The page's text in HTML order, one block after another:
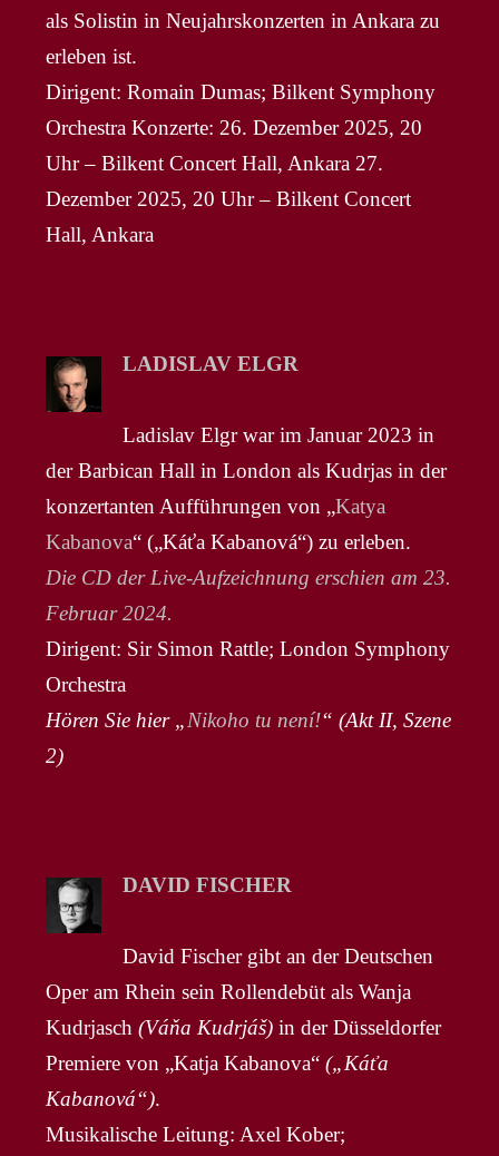
als Solistin in Neujahrskonzerten in Ankara zu
erleben ist.
Dirigent: Romain Dumas; Bilkent Symphony
Orchestra Konzerte: 26. Dezember 2025, 20
Uhr – Bilkent Concert Hall, Ankara 27.
Dezember 2025, 20 Uhr – Bilkent Concert
Hall, Ankara
LADISLAV ELGR
Ladislav Elgr war im Januar 2023 in
der Barbican Hall in London als Kudrjas in der
konzertanten Aufführungen von „Katya
Kabanova“ („Káťa Kabanová“) zu erleben.
Die CD der Live-Aufzeichnung erschien am 23.
Februar 2024.
Dirigent: Sir Simon Rattle; London Symphony
Orchestra
Hören Sie hier „Nikoho tu není!“ (Akt II, Szene
2)
DAVID FISCHER
David Fischer gibt an der Deutschen
Oper am Rhein sein Rollendebüt als Wanja
Kudrjasch(Váňa Kudrjáš)in der Düsseldorfer
Premiere von „Katja Kabanova“(„Káťa
Kabanová“).
Musikalische Leitung: Axel Kober;